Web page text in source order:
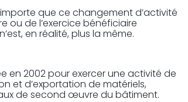
que ce changement d’activité
ou de l’exercice bénéficiaire
en réalité, plus la même.
en 2002 pour exercer une activité de
et d’exportation de matériels,
de second œuvre du bâtiment.